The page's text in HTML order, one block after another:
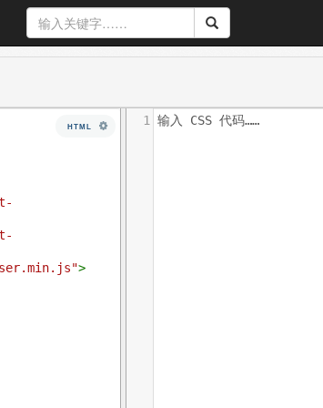
>
HTML 输入 CSS 代码……
1